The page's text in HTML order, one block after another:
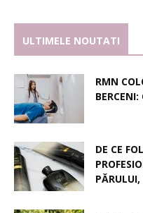
ULTIMELE NOUTATI
RMN
DE CE
PĂRULUI,